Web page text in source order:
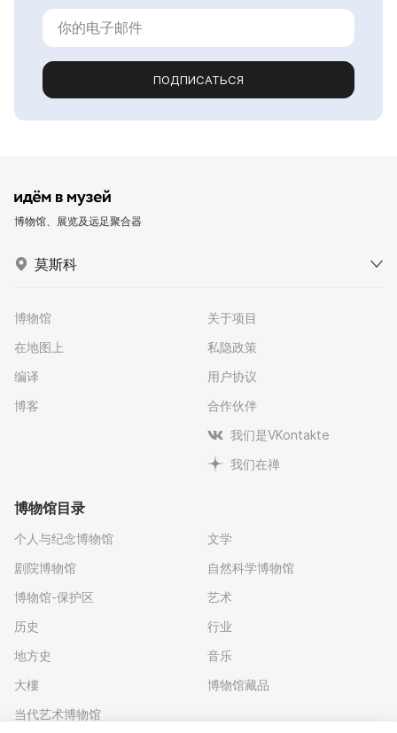
ПОДПИСАТЬСЯ
博物馆、展览及远足聚合器
莫斯科
博物馆
在地图上
编译
博客
关于项目
私隐政策
用户协议
合作伙伴
我们是VKontakte
我们在禅
博物馆目录
个人与纪念博物馆
剧院博物馆
博物馆-保护区
历史
地方史
大樓
当代艺术博物馆
文学
自然科学博物馆
艺术
行业
音乐
博物馆藏品